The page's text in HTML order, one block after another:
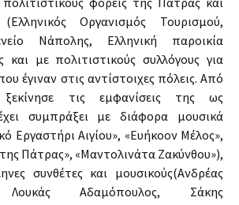
Οργανισμός Τουρισμού,
Νάπολης, Ελληνική παροικία
και με πολιτιστικούς συλλόγους για
έγιναν στις αντίστοιχες πόλεις. Από
τις εμφανίσεις της ως
συμπράξει με διάφορα μουσικά
Εργαστήρι Αιγίου», «Ευήκοον Μέλος»,
Πάτρας», «Μαντολινάτα Ζακύνθου»),
συνθέτες και μουσικούς(Ανδρέας
Λουκάς Αδαμόπουλος, Σάκης